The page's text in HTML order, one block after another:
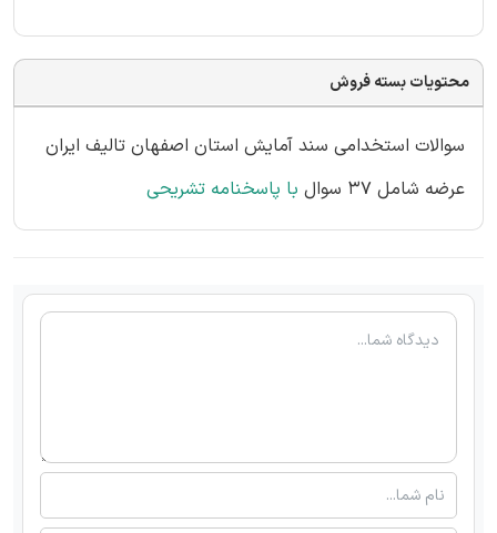
محتویات بسته فروش
سوالات استخدامی سند آمایش استان اصفهان تالیف ایران
عرضه شامل 37 سوال
با پاسخنامه تشریحی